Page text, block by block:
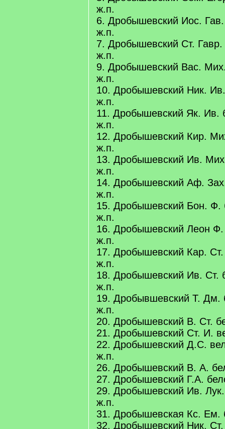
ж.п.
6. Дробышевский Иос.
ж.п.
7. Дробышевский Ст.
ж.п.
9. Дробышевский Вас.
ж.п.
10. Дробышевский Ник.
ж.п.
11. Дробышевский Як. Ив.
ж.п.
12. Дробышевский Кир.
ж.п.
13. Дробышевский Ив.
ж.п.
14. Дробышевский Аф.
ж.п.
15. Дробышевский Бон. Ф.
ж.п.
16. Дробышевский Леон
ж.п.
17. Дробышевский Кар.
ж.п.
18. Дробышевский Ив. Ст.
ж.п.
19. Дробывшевский Т. Дм.
ж.п.
20. Дробышевский В. Ст.
21. Дробышевский Ст. И.
22. Дробышевский Д.С.
ж.п.
26. Дробышевский В. А.
27. Дробышевский Г.А.
29. Дробышевский Ив.
ж.п.
31. Дробышевская Кс. Ем.
32. Дробышевский Ник.